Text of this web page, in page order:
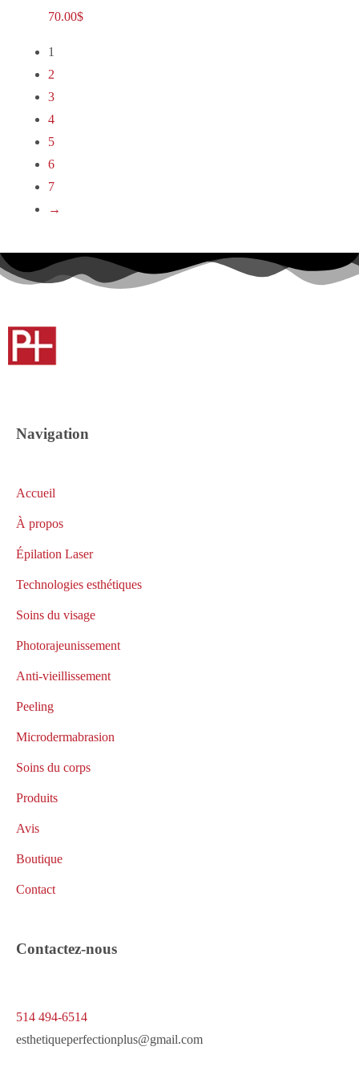
70.00$
1
2
3
4
5
6
7
→
Navigation
Accueil
À propos
Épilation Laser
Technologies esthétiques
Soins du visage
Photorajeunissement
Anti-vieillissement
Peeling
Microdermabrasion
Soins du corps
Produits
Avis
Boutique
Contact
Contactez-nous
514 494-6514
esthetiqueperfectionplus@gmail.com